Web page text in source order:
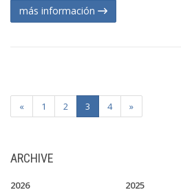
más información
« 1 2 3 4 »
ARCHIVE
2026 2025